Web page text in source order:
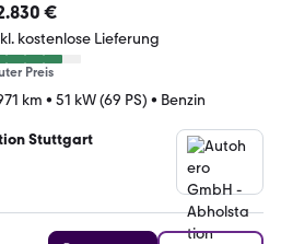
€
kostenlose Lieferung
Preis
km • 51 kW (69 PS) • Benzin
Stuttgart